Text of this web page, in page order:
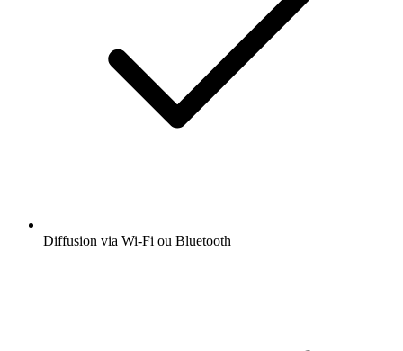
Diffusion via Wi-Fi ou Bluetooth